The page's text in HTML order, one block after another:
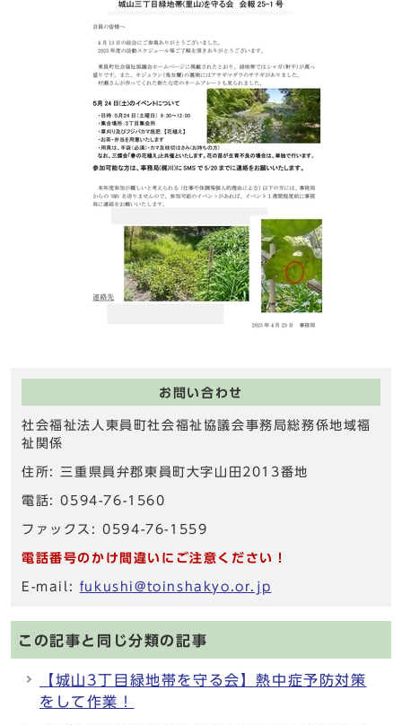
お問い合わせ
社会福祉法人東員町社会福祉協議会事務局総務係地域福
祉関係
住所: 三重県員弁郡東員町大字山田2013番地
電話: 0594-76-1560
ファックス: 0594-76-1559
電話番号のかけ間違いにご注意ください！
E-mail: fukushi@toinshakyo.or.jp
この記事と同じ分類の記事
【城山3丁目緑地帯を守る会】熱中症予防対策
をして作業！